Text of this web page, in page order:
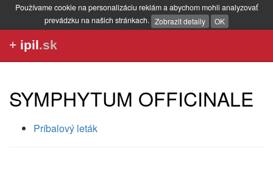
Používame cookie na personalizáciu reklám a abychom mohli analyzovať
prevádzku na našich stránkach. Zobrazit detaily OK
+ ipil.sk
SYMPHYTUM OFFICINALE
Príbalový leták